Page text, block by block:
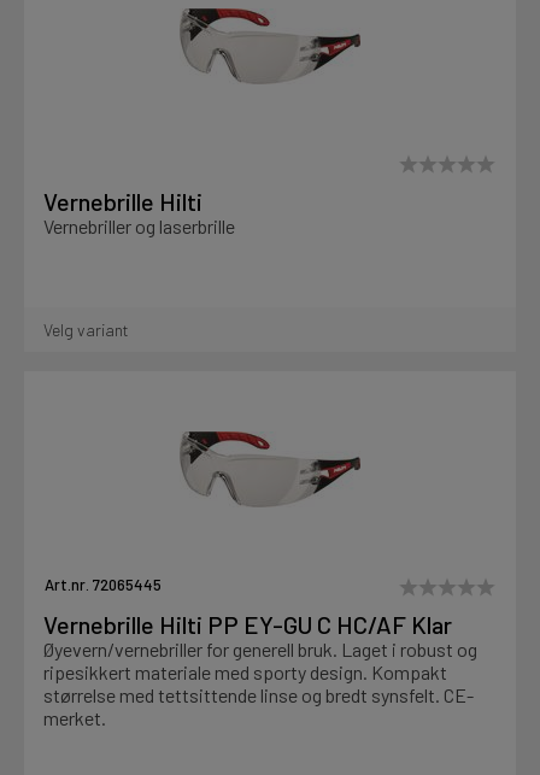
Kjemi, vindsperre og branntetting
Annet
Tjenester
Motek
Finn butikk
Mine henvendelser
Firmainformasjon
Prosjekter
Vernebrille Hilti
Vernebriller og laserbrille
Velg variant
Art.nr. 72065445
Vernebrille Hilti PP EY-GU C HC/AF Klar
Øyevern/vernebriller for generell bruk. Laget i robust og
ripesikkert materiale med sporty design. Kompakt
størrelse med tettsittende linse og bredt synsfelt. CE-
merket.